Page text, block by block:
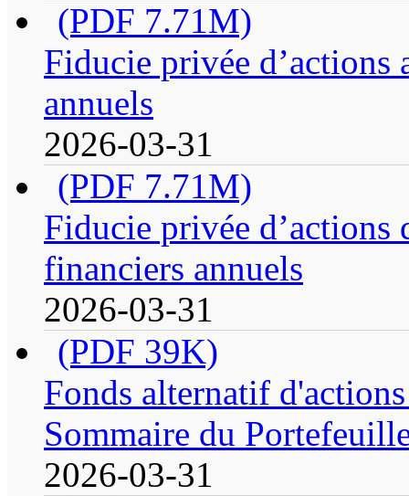
(PDF 7.71M)
Fiducie privée d’actions
annuels
2026-03-31
(PDF 7.71M)
Fiducie privée d’actions
financiers annuels
2026-03-31
(PDF 39K)
Fonds alternatif
Sommaire du
2026-03-31